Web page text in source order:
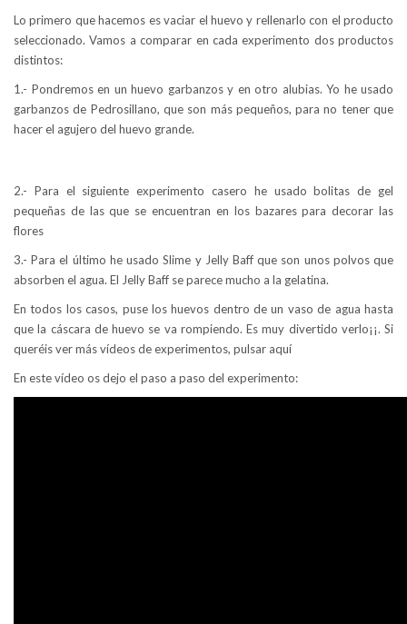
Lo primero que hacemos es vaciar el huevo y rellenarlo con el producto
seleccionado. Vamos a comparar en cada experimento dos productos
distintos:
1.- Pondremos en un huevo garbanzos y en otro alubias. Yo he usado
garbanzos de Pedrosillano, que son más pequeños, para no tener que
hacer el agujero del huevo grande.
2.- Para el siguiente experimento casero he usado bolitas de gel
pequeñas de las que se encuentran en los bazares para decorar las
flores
3.- Para el último he usado Slime y Jelly Baff que son unos polvos que
absorben el agua. El Jelly Baff se parece mucho a la gelatina.
En todos los casos, puse los huevos dentro de un vaso de agua hasta
que la cáscara de huevo se va rompiendo. Es muy divertido verlo¡¡. Si
queréis ver más vídeos de experimentos, pulsar aquí
En este vídeo os dejo el paso a paso del experimento: